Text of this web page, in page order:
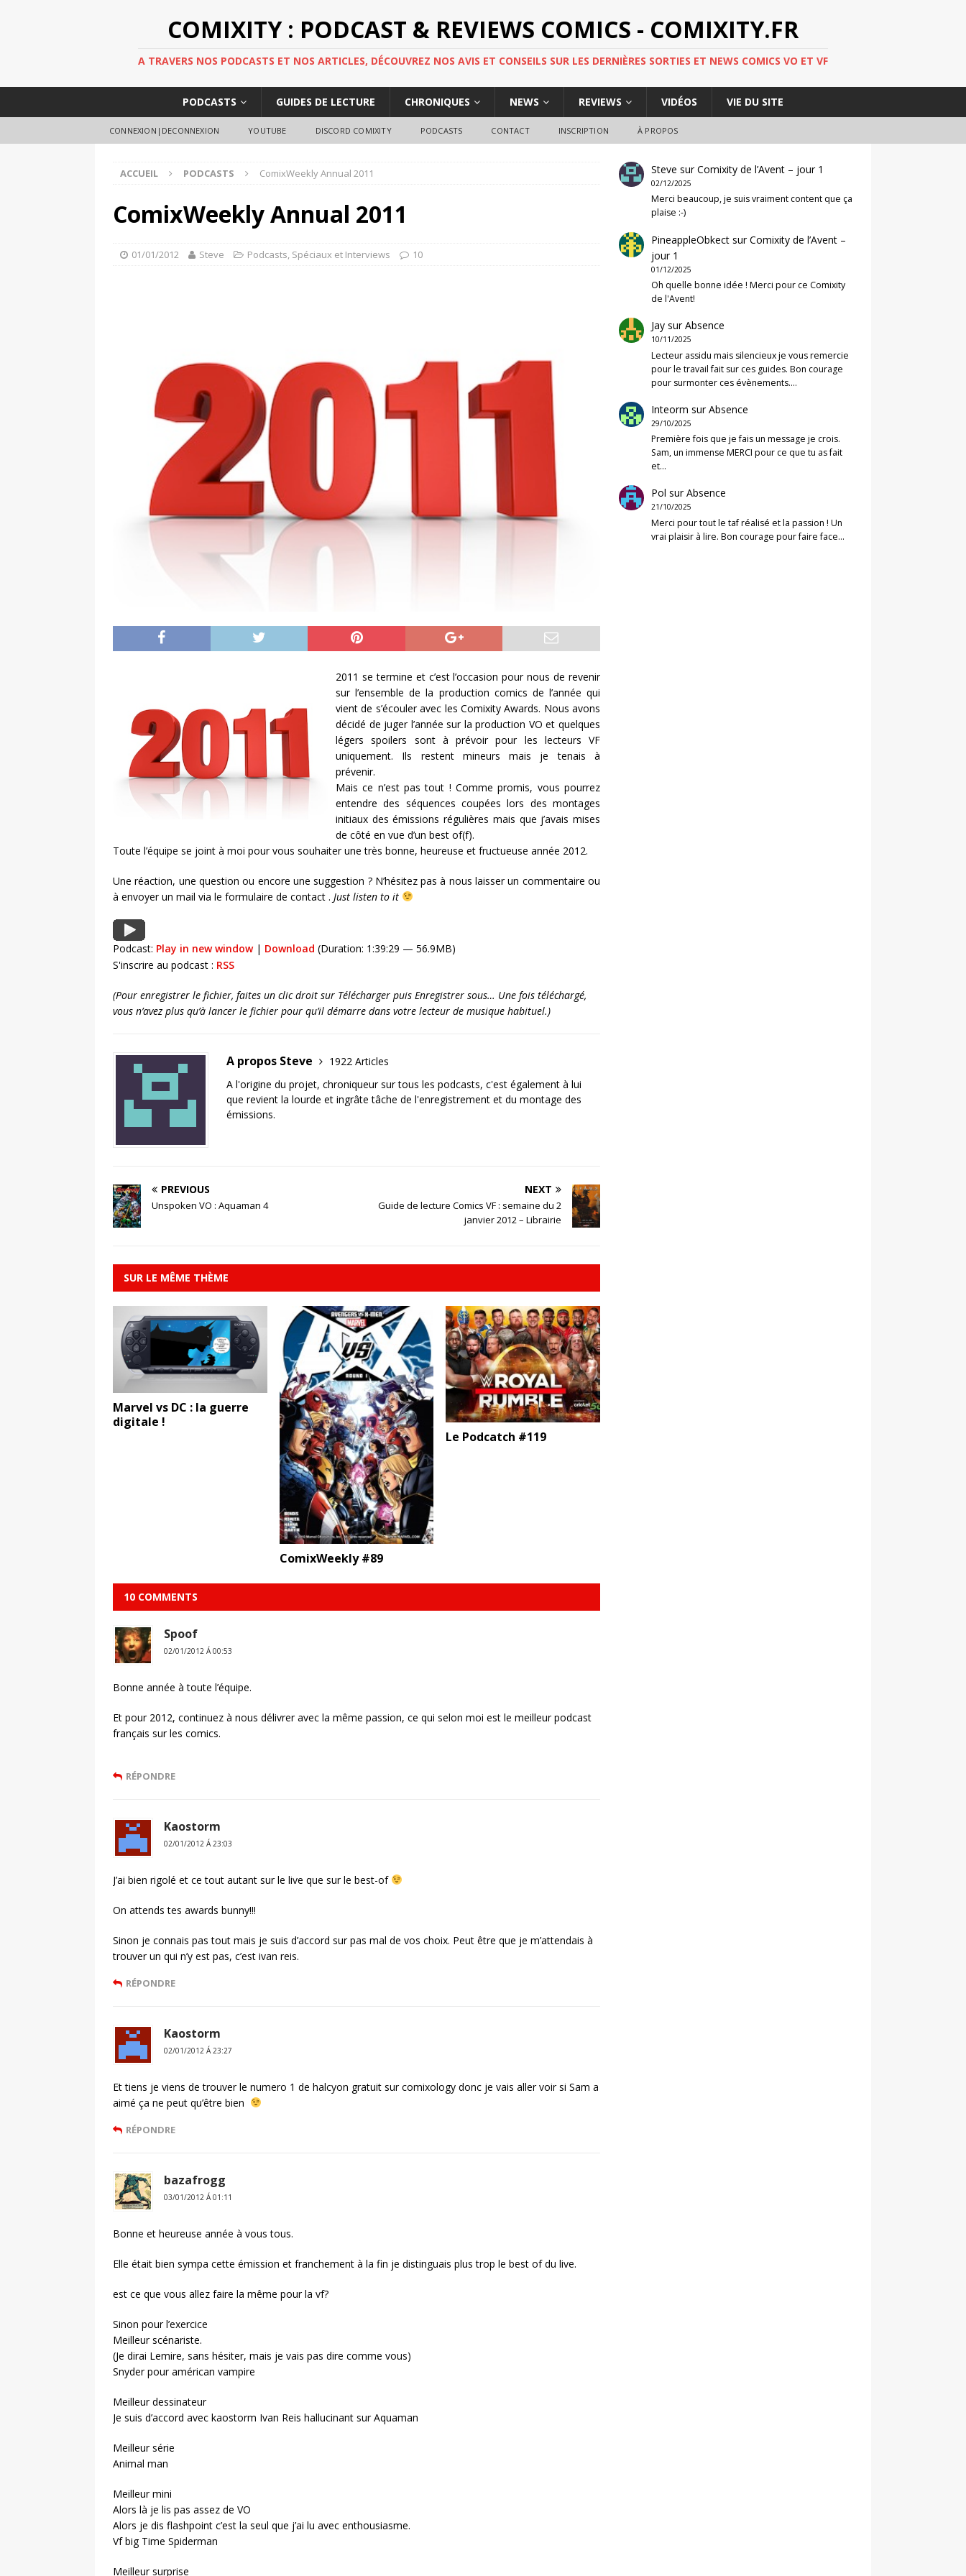
COMIXITY : PODCAST & REVIEWS COMICS - COMIXITY.FR
A TRAVERS NOS PODCASTS ET NOS ARTICLES, DÉCOUVREZ NOS AVIS ET CONSEILS SUR LES DERNIÈRES SORTIES ET NEWS COMICS VO ET VF
PODCASTS GUIDES DE LECTURE CHRONIQUES NEWS REVIEWS VIDÉOS VIE DU SITE
CONNEXION|DECONNEXION YOUTUBE DISCORD COMIXITY PODCASTS CONTACT INSCRIPTION À PROPOS
ACCUEIL PODCASTS ComixWeekly Annual 2011
ComixWeekly Annual 2011
01/01/2012 Steve Podcasts, Spéciaux et Interviews 10
2011 se termine et c’est l’occasion pour nous de revenir
sur l’ensemble de la production comics de l’année qui
vient de s’écouler avec les Comixity Awards. Nous avons
décidé de juger l’année sur la production VO et quelques
légers spoilers sont à prévoir pour les lecteurs VF
uniquement. Ils restent mineurs mais je tenais à
prévenir.
Mais ce n’est pas tout ! Comme promis, vous pourrez
entendre des séquences coupées lors des montages
initiaux des émissions régulières mais que j’avais mises
de côté en vue d’un best of(f).
Toute l’équipe se joint à moi pour vous souhaiter une très bonne, heureuse et fructueuse année 2012.
Une réaction, une question ou encore une suggestion ? N’hésitez pas à nous laisser un commentaire ou
à envoyer un mail via le formulaire de contact . Just listen to it
Podcast: Play in new window| Download (Duration: 1:39:29 — 56.9MB)
S'inscrire au podcast : RSS
(Pour enregistrer le fichier, faites un clic droit sur Télécharger puis Enregistrer sous… Une fois téléchargé,
vous n’avez plus qu’à lancer le fichier pour qu’il démarre dans votre lecteur de musique habituel.)
A propos Steve
1922 Articles
A l'origine du projet, chroniqueur sur tous les podcasts, c'est également à lui
que revient la lourde et ingrâte tâche de l'enregistrement et du montage des
émissions.
PREVIOUS
Unspoken VO : Aquaman 4
NEXT
Guide de lecture Comics VF : semaine du 2
janvier 2012 – Librairie
SUR LE MÊME THÈME
Marvel vs DC : la guerre
digitale !
ComixWeekly #89
Le Podcatch #119
10 COMMENTS
Spoof
02/01/2012 Á 00:53
Bonne année à toute l’équipe.
Et pour 2012, continuez à nous délivrer avec la même passion, ce qui selon moi est le meilleur podcast
français sur les comics.
RÉPONDRE
Kaostorm
02/01/2012 Á 23:03
J’ai bien rigolé et ce tout autant sur le live que sur le best-of
On attends tes awards bunny!!!
Sinon je connais pas tout mais je suis d’accord sur pas mal de vos choix. Peut être que je m’attendais à
trouver un qui n’y est pas, c’est ivan reis.
RÉPONDRE
Kaostorm
02/01/2012 Á 23:27
Et tiens je viens de trouver le numero 1 de halcyon gratuit sur comixology donc je vais aller voir si Sam a
aimé ça ne peut qu’être bien
RÉPONDRE
bazafrogg
03/01/2012 Á 01:11
Bonne et heureuse année à vous tous.
Elle était bien sympa cette émission et franchement à la fin je distinguais plus trop le best of du live.
est ce que vous allez faire la même pour la vf?
Sinon pour l’exercice
Meilleur scénariste.
(Je dirai Lemire, sans hésiter, mais je vais pas dire comme vous)
Snyder pour américan vampire
Meilleur dessinateur
Je suis d’accord avec kaostorm Ivan Reis hallucinant sur Aquaman
Meilleur série
Animal man
Meilleur mini
Alors là je lis pas assez de VO
Alors je dis flashpoint c’est la seul que j’ai lu avec enthousiasme.
Vf big Time Spiderman
Meilleur surprise
Steve surComixity de l’Avent – jour 1
02/12/2025
Merci beaucoup, je suis vraiment content que ça
plaise :-)
PineappleObkect surComixity de l’Avent –
jour 1
01/12/2025
Oh quelle bonne idée ! Merci pour ce Comixity
de l'Avent!
Jay surAbsence
10/11/2025
Lecteur assidu mais silencieux je vous remercie
pour le travail fait sur ces guides. Bon courage
pour surmonter ces évènements.…
Inteorm surAbsence
29/10/2025
Première fois que je fais un message je crois.
Sam, un immense MERCI pour ce que tu as fait
et…
Pol surAbsence
21/10/2025
Merci pour tout le taf réalisé et la passion ! Un
vrai plaisir à lire. Bon courage pour faire face…